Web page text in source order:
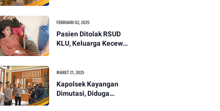
PENANTB
FEBRUARI 02, 2025
Pasien Ditolak RSUD
KLU, Keluarga Kecewa
MARET 21, 2025
Kapolsek Kayangan
Dimutasi, Diduga